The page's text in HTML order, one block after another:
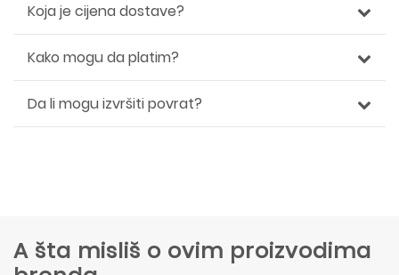
Koja je cijena dostave?
Kako mogu da platim?
Da li mogu izvršiti povrat?
A šta misliš o ovim proizvodima